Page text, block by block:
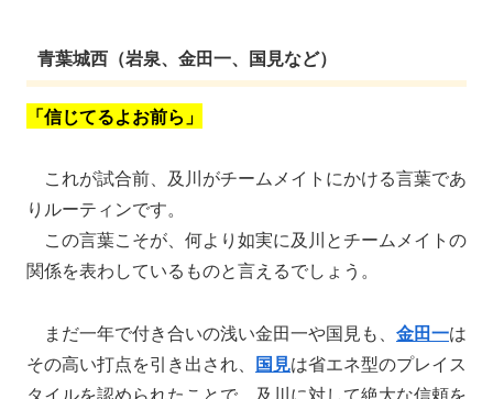
青葉城西（岩泉、金田一、国見など）
「信じてるよお前ら」
これが試合前、及川がチームメイトにかける言葉であ
りルーティンです。
この言葉こそが、何より如実に及川とチームメイトの
関係を表わしているものと言えるでしょう。
まだ一年で付き合いの浅い金田一や国見も、 金田一は
その高い打点を引き出され、 国見は省エネ型のプレイス